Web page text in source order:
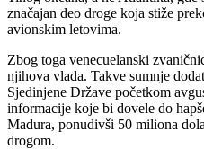
značajan deo droge koja stiže
avionskim letovima.
Zbog toga venecuelanski
njihova vlada. Takve sumnje
Sjedinjene Države početkom
informacije koje bi dovele do
Madura, ponudivši 50 miliona
drogom.